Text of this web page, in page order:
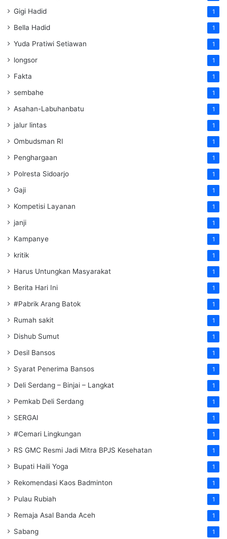
Gigi Hadid 1
Bella Hadid 1
Yuda Pratiwi Setiawan 1
longsor 1
Fakta 1
sembahe 1
Asahan-Labuhanbatu 1
jalur lintas 1
Ombudsman RI 1
Penghargaan 1
Polresta Sidoarjo 1
Gaji 1
Kompetisi Layanan 1
janji 1
Kampanye 1
kritik 1
Harus Untungkan Masyarakat 1
Berita Hari Ini 1
#Pabrik Arang Batok 1
Rumah sakit 1
Dishub Sumut 1
Desil Bansos 1
Syarat Penerima Bansos 1
Deli Serdang – Binjai – Langkat 1
Pemkab Deli Serdang 1
SERGAI 1
#Cemari Lingkungan 1
RS GMC Resmi Jadi Mitra BPJS Kesehatan 1
Bupati Haili Yoga 1
Rekomendasi Kaos Badminton 1
Pulau Rubiah 1
Remaja Asal Banda Aceh 1
Sabang 1